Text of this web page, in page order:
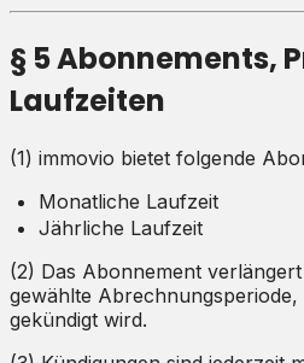
§ 5 Abonnements,
Laufzeiten
(1) immovio bietet folgende
Monatliche Laufzeit
Jährliche Laufzeit
(2) Das Abonnement
gewählte
gekündigt wird.